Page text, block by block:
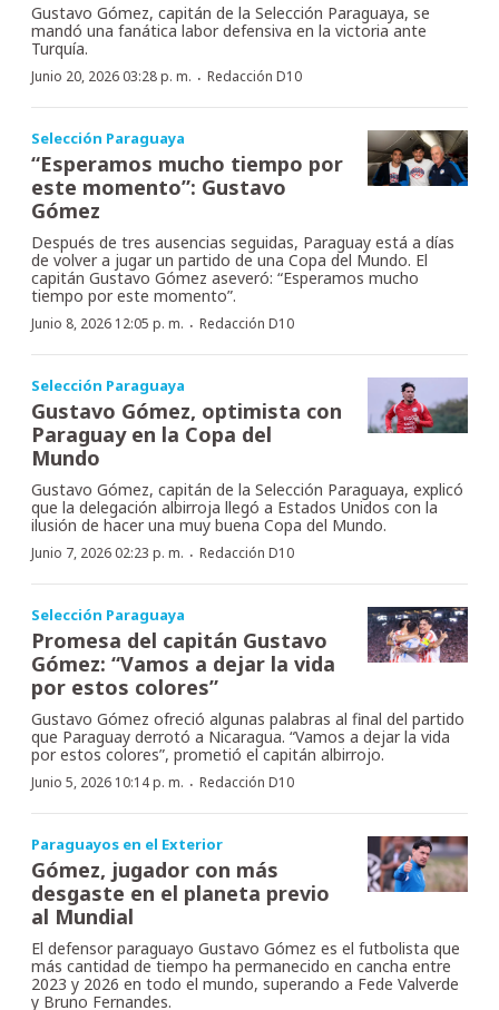
Gustavo Gómez, capitán de la Selección Paraguaya, se
mandó una fanática labor defensiva en la victoria ante
Turquía.
Junio 20, 2026 03:28 p. m. · Redacción D10
Selección Paraguaya
“Esperamos mucho tiempo por
este momento”: Gustavo
Gómez
Después de tres ausencias seguidas, Paraguay está a días
de volver a jugar un partido de una Copa del Mundo. El
capitán Gustavo Gómez aseveró: “Esperamos mucho
tiempo por este momento”.
Junio 8, 2026 12:05 p. m. · Redacción D10
Selección Paraguaya
Gustavo Gómez, optimista con
Paraguay en la Copa del
Mundo
Gustavo Gómez, capitán de la Selección Paraguaya, explicó
que la delegación albirroja llegó a Estados Unidos con la
ilusión de hacer una muy buena Copa del Mundo.
Junio 7, 2026 02:23 p. m. · Redacción D10
Selección Paraguaya
Promesa del capitán Gustavo
Gómez: “Vamos a dejar la vida
por estos colores”
Gustavo Gómez ofreció algunas palabras al final del partido
que Paraguay derrotó a Nicaragua. “Vamos a dejar la vida
por estos colores”, prometió el capitán albirrojo.
Junio 5, 2026 10:14 p. m. · Redacción D10
Paraguayos en el Exterior
Gómez, jugador con más
desgaste en el planeta previo
al Mundial
El defensor paraguayo Gustavo Gómez es el futbolista que
más cantidad de tiempo ha permanecido en cancha entre
2023 y 2026 en todo el mundo, superando a Fede Valverde
y Bruno Fernandes.